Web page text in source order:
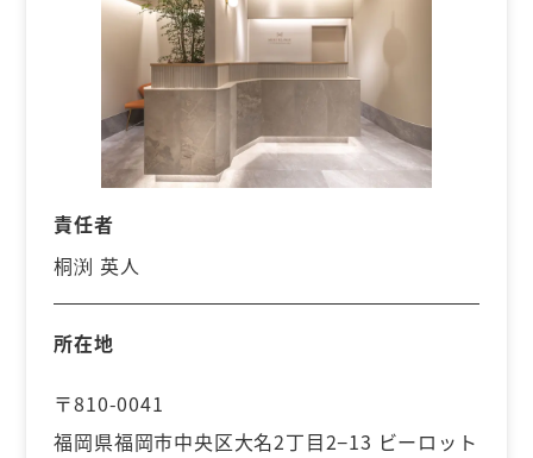
責任者
桐渕 英人
所在地
〒810-0041
福岡県福岡市中央区大名2丁目2−13 ビーロット